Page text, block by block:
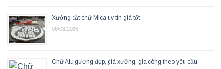
Xưởng cắt chữ Mica uy tín giá tốt
06/08/2026
Chữ Alu gương đẹp, giá xưởng, gia công theo yêu cầu